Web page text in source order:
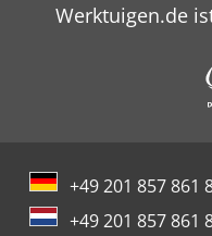
Werktuigen.de
+49 201 857 861
+49 201 857 861